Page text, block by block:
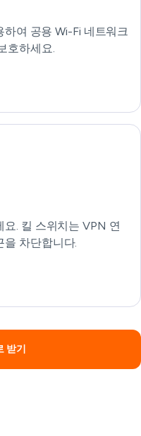
여 공용 Wi-Fi 네트워크
호하세요.
. 킬 스위치는 VPN 연
을 차단합니다.
받기